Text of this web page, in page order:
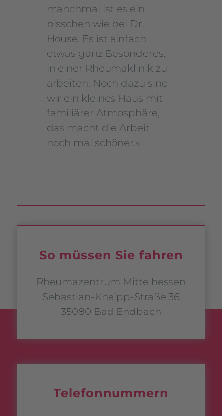
manchmal ist es ein
bisschen wie bei Dr.
House. Es ist einfach
etwas ganz Besonderes,
in einer Rheumaklinik zu
arbeiten. Noch dazu sind
wir ein kleines Haus mit
familiärer Atmosphäre,
das macht die Arbeit
noch mal schöner.«
So müssen Sie fahren
Rheumazentrum Mittelhessen
Sebastian-Kneipp-Straße 36
35080 Bad Endbach
Telefonnummern